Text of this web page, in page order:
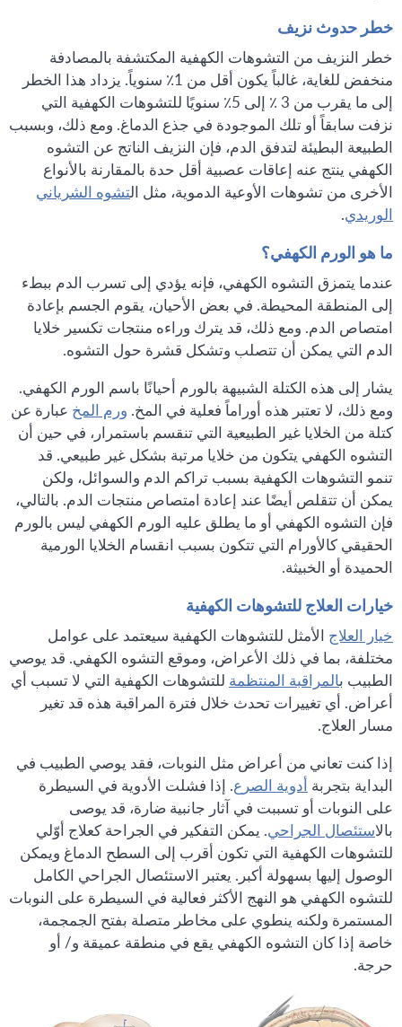
خطر حدوث نزيف
خطر النزيف من التشوهات الكهفية المكتشفة بالمصادفة
منخفض للغاية، غالباً يكون أقل من 1٪ سنوياً. يزداد هذا الخطر
إلى ما يقرب من 3 ٪ إلى 5٪ سنويًا للتشوهات الكهفية التي
نزفت سابقاً أو تلك الموجودة في جذع الدماغ. ومع ذلك، وبسبب
الطبيعة البطيئة لتدفق الدم، فإن النزيف الناتج عن التشوه
الكهفي ينتج عنه إعاقات عصبية أقل حدة بالمقارنة بالأنواع
الأخرى من تشوهات الأوعية الدموية، مثل التشوه الشرياني
الوريدي.
ما هو الورم الكهفي؟
عندما يتمزق التشوه الكهفي، فإنه يؤدي إلى تسرب الدم ببطء
إلى المنطقة المحيطة. في بعض الأحيان، يقوم الجسم بإعادة
امتصاص الدم. ومع ذلك، قد يترك وراءه منتجات تكسير خلايا
الدم التي يمكن أن تتصلب وتشكل قشرة حول التشوه.
يشار إلى هذه الكتلة الشبيهة بالورم أحيانًا باسم الورم الكهفي.
ومع ذلك، لا تعتبر هذه أوراماً فعلية في المخ. ورم المخ عبارة عن
كتلة من الخلايا غير الطبيعية التي تنقسم باستمرار، في حين أن
التشوه الكهفي يتكون من خلايا مرتبة بشكل غير طبيعي. قد
تنمو التشوهات الكهفية بسبب تراكم الدم والسوائل، ولكن
يمكن أن تتقلص أيضًا عند إعادة امتصاص منتجات الدم. بالتالي،
فإن التشوه الكهفي أو ما يطلق عليه الورم الكهفي ليس بالورم
الحقيقي كالأورام التي تتكون بسبب انقسام الخلايا الورمية
الحميدة أو الخبيثة.
خيارات العلاج للتشوهات الكهفية
خيار العلاج الأمثل للتشوهات الكهفية سيعتمد على عوامل
مختلفة، بما في ذلك الأعراض، وموقع التشوه الكهفي. قد يوصي
الطبيب بالمراقبة المنتظمة للتشوهات الكهفية التي لا تسبب أي
أعراض. أي تغييرات تحدث خلال فترة المراقبة هذه قد تغير
مسار العلاج.
إذا كنت تعاني من أعراض مثل النوبات، فقد يوصي الطبيب في
البداية بتجربة أدوية الصرع. إذا فشلت الأدوية في السيطرة
على النوبات أو تسببت في آثار جانبية ضارة، قد يوصى
بالاستئصال الجراحي. يمكن التفكير في الجراحة كعلاج أوّلي
للتشوهات الكهفية التي تكون أقرب إلى السطح الدماغ ويمكن
الوصول إليها بسهولة أكبر. يعتبر الاستئصال الجراحي الكامل
للتشوه الكهفي هو النهج الأكثر فعالية في السيطرة على النوبات
المستمرة ولكنه ينطوي على مخاطر متصلة بفتح الجمجمة،
خاصة إذا كان التشوه الكهفي يقع في منطقة عميقة و/ أو
حرجة.